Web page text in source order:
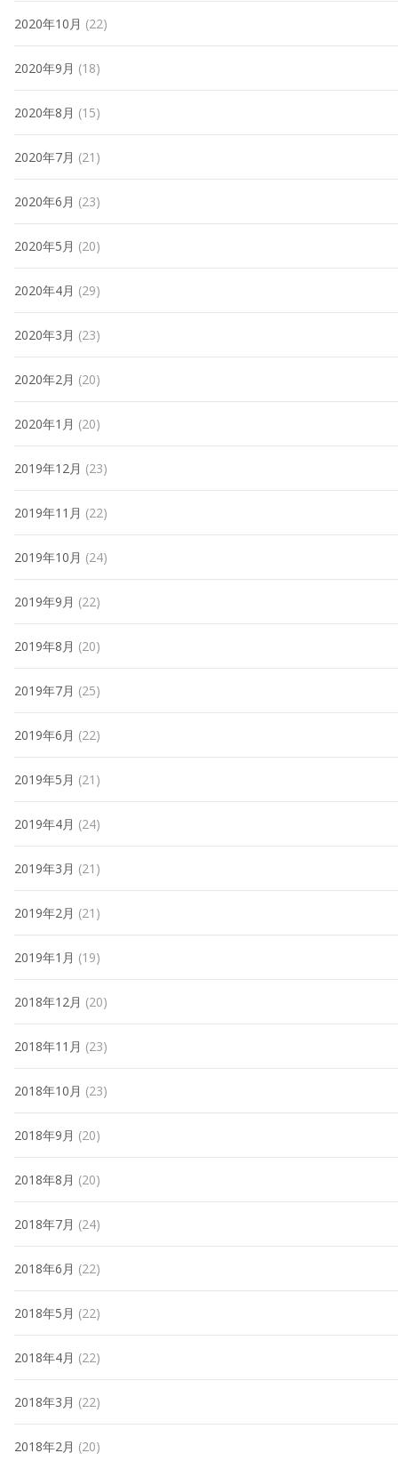
2020年10月 (22)
2020年9月 (18)
2020年8月 (15)
2020年7月 (21)
2020年6月 (23)
2020年5月 (20)
2020年4月 (29)
2020年3月 (23)
2020年2月 (20)
2020年1月 (20)
2019年12月 (23)
2019年11月 (22)
2019年10月 (24)
2019年9月 (22)
2019年8月 (20)
2019年7月 (25)
2019年6月 (22)
2019年5月 (21)
2019年4月 (24)
2019年3月 (21)
2019年2月 (21)
2019年1月 (19)
2018年12月 (20)
2018年11月 (23)
2018年10月 (23)
2018年9月 (20)
2018年8月 (20)
2018年7月 (24)
2018年6月 (22)
2018年5月 (22)
2018年4月 (22)
2018年3月 (22)
2018年2月 (20)